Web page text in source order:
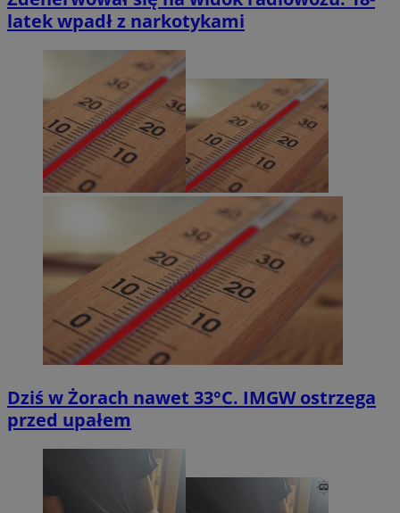
latek wpadł z narkotykami
Dziś w Żorach nawet 33°C. IMGW ostrzega
przed upałem